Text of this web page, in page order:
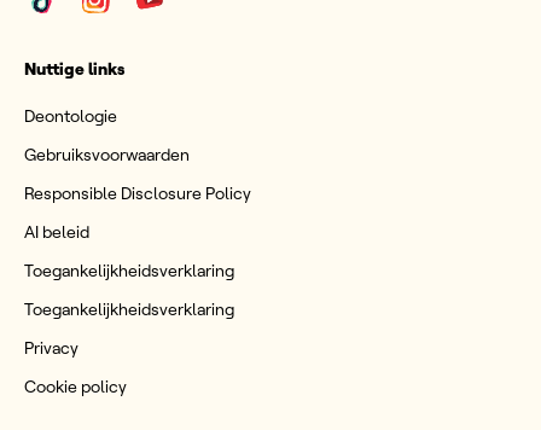
Nuttige links
Deontologie
Gebruiksvoorwaarden
Responsible Disclosure Policy
AI beleid
Toegankelijkheidsverklaring
Toegankelijkheidsverklaring
Privacy
Cookie policy